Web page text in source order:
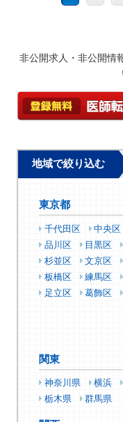
非公開求人・非公開情
地域で絞り込む
東京都
千代田区 中央区
品川区
目黒区
杉並区
文京区
板橋区
練馬区
足立区
葛飾区
関東
神奈川県 横浜
栃木県
群馬県